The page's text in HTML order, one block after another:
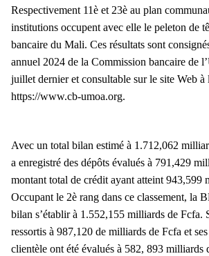
Respectivement 11è et 23è au plan
institutions occupent avec elle le peleton de
bancaire du Mali. Ces résultats sont
annuel 2024 de la Commission bancaire de
juillet dernier et consultable sur le site Web à
https://www.cb-umoa.org.
Avec un total bilan estimé à 1.712,062
a enregistré des dépôts évalués à 791,429
montant total de crédit ayant atteint 943,599
Occupant le 2è rang dans ce classement, la
bilan s’établir à 1.552,155 milliards de Fcfa.
ressortis à 987,120 de milliards de Fcfa et
clientèle ont été évalués à 582, 893